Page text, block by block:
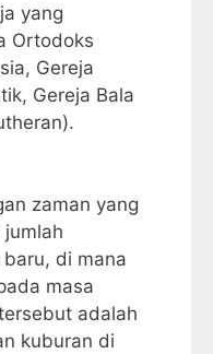
yang
Ortodoks
Gereja
Gereja Bala
zaman yang
di mana
masa
adalah
kuburan di